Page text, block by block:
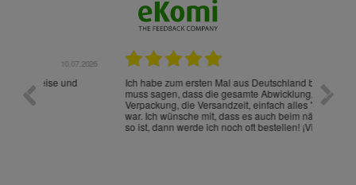
Ich habe zum ersten Mal aus Deutschland bestellt und
muss sagen, dass die gesamte Abwicklung, die
Verpackung, die Versandzeit, einfach alles "excelente"
war. Ich wünsche mit, dass es auch beim nächsten Mal
so ist, dann werde ich noch oft bestellen! ¡Viva España!
Die
gut
ist